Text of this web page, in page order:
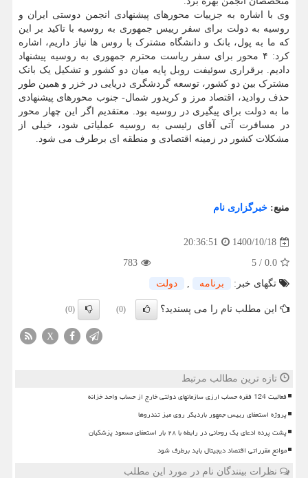
وی با اشاره به جزییات محورهای پیشنهادی انجمن دوستی ایران و
روسیه به دولت برای سفر رییس جمهوری به روسیه با تاکید بر این
که ما به پول، بانک و دانشگاه مشترک با روس ها نیاز داریم، اشاره
کرد: ۴ محور برای سفر ریاست محترم جمهوری به روسیه پیشنهاد
دادیم. برقراری سوئیفت روبل پایه میان دو کشور و تشکیل یک بانک
مشترک بین دو کشور، توسعه گردشگری دریایی در خزر و همین طور
حذف روادید، اقتصاد مرز و کریدور شمال- جنوب محورهای پیشنهادی
ما به دولت برای پیگیری در روسیه بود. معتقدیم اگر این چهار محور
در مسافرت آتی آقای رئیسی به روسیه عملیاتی شود، خیلی از
مشکلات کشور در زمینه اقتصادی و منطقه ای برطرف می شود.
منبع: خبرگزاری نام
1400/10/18
20:36:51
0.0
/
5
783
تگهای خبر:
برنامه , دولت
این مطلب نام را می پسندید؟ (0)
(0)
X
تازه ترین مطالب مرتبط
فعالیت 124 فقره حساب ارزی سازمانهای دولتی خارج از حساب واحد خزانه
پروژه استعفای رییس جمهور باردیگر روی میز تندروها
پشت پرده ادعای یک روحانی در رابطه با ۲۸ بار استعفای مسعود پزشکیان
موانع مقرراتی اقتصاد دیجیتال باید برطرف شود
نظرات بینندگان نام در مورد این مطلب